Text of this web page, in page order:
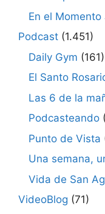
En el Momento
Podcast (1.451)
Daily Gym (161)
El Santo
Las 6 de la
Podcasteando
Punto de Vista
Una semana,
Vida de San
VideoBlog (71)